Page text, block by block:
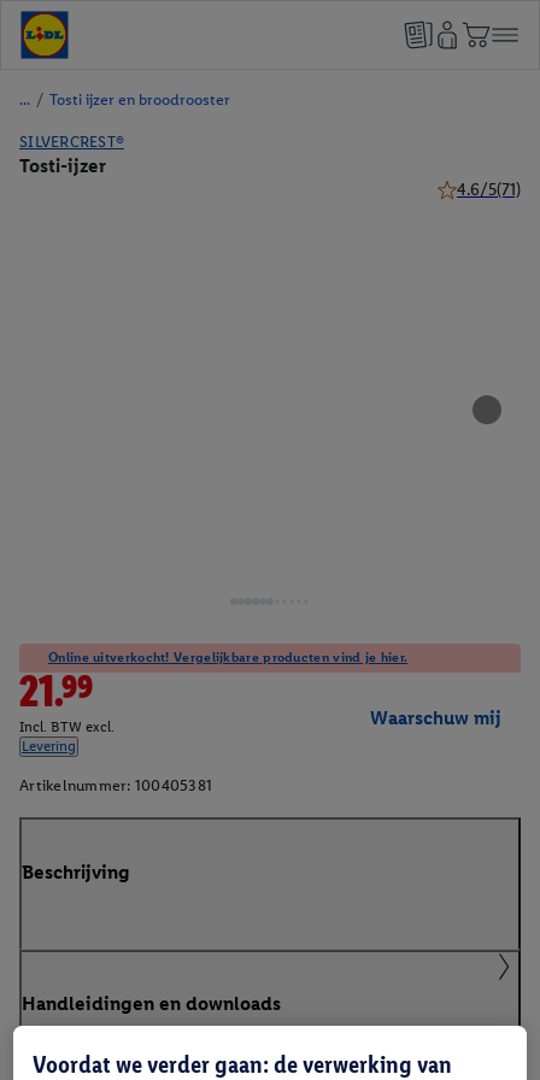
/ Tosti ijzer en broodrooster
SILVERCREST®
Tosti-ijzer
4.6/5(71)
Online uitverkocht! Vergelijkbare producten vind je hier.
21.99
Incl. BTW excl.
Levering
Waarschuw mij
Artikelnummer: 100405381
Beschrijving
Handleidingen en downloads
Voordat we verder gaan: de verwerking van